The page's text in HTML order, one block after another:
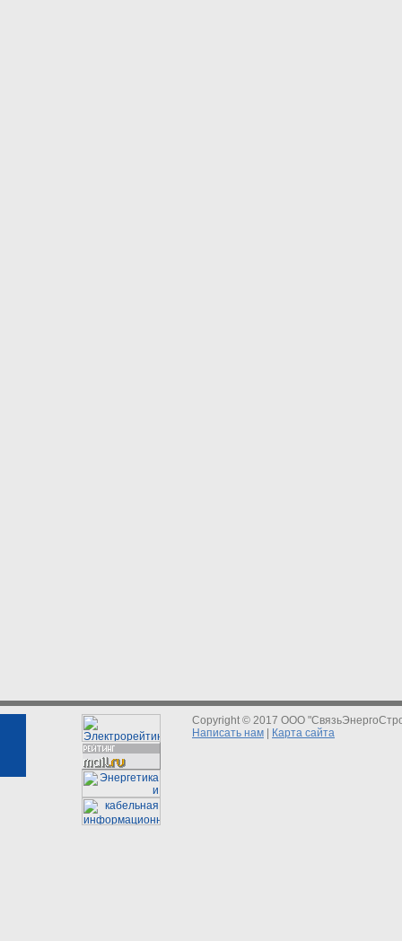
Copyright © 2017 ООО
Написать нам
Карта сайта